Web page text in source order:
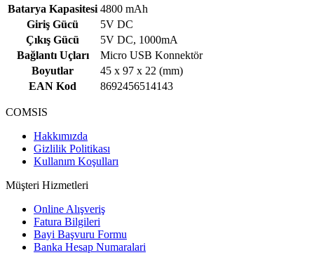
Batarya Kapasitesi 4800 mAh
Giriş Gücü
5V DC
Çıkış Gücü
5V DC, 1000mA
Bağlantı Uçları
Micro USB Konnektör
Boyutlar
45 x 97 x 22 (mm)
EAN Kod
8692456514143
COMSIS
Hakkımızda
Gizlilik Politikası
Kullanım Koşulları
Müşteri Hizmetleri
Online Alışveriş
Fatura Bilgileri
Bayi Başvuru Formu
Banka Hesap Numaralari